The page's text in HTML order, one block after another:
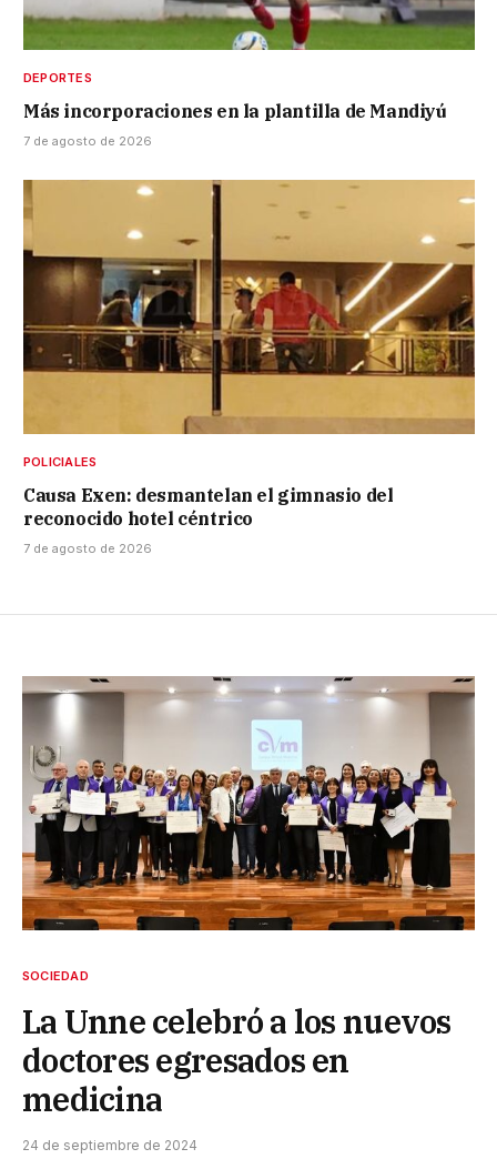
DEPORTES
Más incorporaciones en la plantilla de Mandiyú
7 de agosto de 2026
POLICIALES
Causa Exen: desmantelan el gimnasio del
reconocido hotel céntrico
7 de agosto de 2026
SOCIEDAD
La Unne celebró a los nuevos
doctores egresados en
medicina
24 de septiembre de 2024